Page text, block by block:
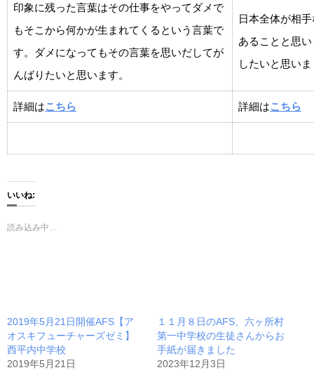
印象に残った言葉はその仕事をやってダメで
もそこから何かが生まれてくるという言葉で
す。ダメになってもその言葉を思いだしてが
んばりたいと思います。
日本全体が相
あることと思
したいと思い
詳細はこちら 詳細はこちら
いいね:
読み込み中…
2019年5月21日開催AFS【ア
オスキフューチャーズゼミ】
西平内中学校
2019年5月21日
１１月８日のAFS、六ヶ所村
第一中学校の生徒さんからお
手紙が届きました
2023年12月3日